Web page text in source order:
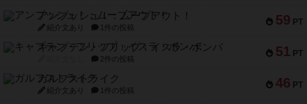
59 PT
アンブッシュ！：ムーブアウト！
紹介文あり 1件の投稿
51 PT
キャプテン・フリップ：イスラ・ボンバ
2件の投稿
46 PT
ガルフストライク
紹介文あり 1件の投稿